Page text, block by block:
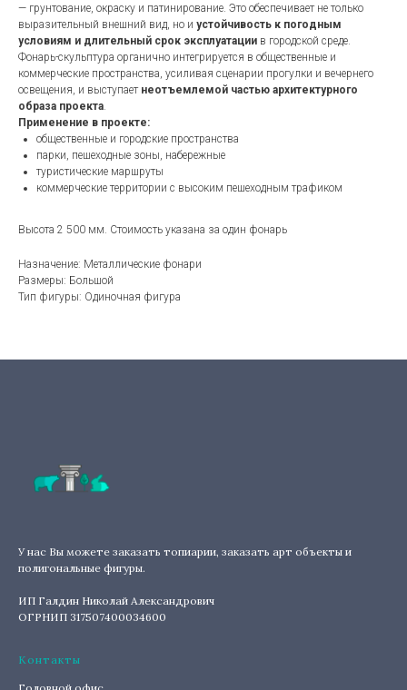
— грунтование, окраску и патинирование. Это обеспечивает не только
выразительный внешний вид, но и устойчивость к погодным
условиям и длительный срок эксплуатации в городской среде.
Фонарь-скульптура органично интегрируется в общественные и
коммерческие пространства, усиливая сценарии прогулки и вечернего
освещения, и выступает неотъемлемой частью архитектурного
образа проекта.
Применение в проекте:
общественные и городские пространства
парки, пешеходные зоны, набережные
туристические маршруты
коммерческие территории с высоким пешеходным трафиком
Высота 2 500 мм. Стоимость указана за один фонарь
Назначение: Металлические фонари
Размеры: Большой
Тип фигуры: Одиночная фигура
У нас Вы можете заказать топиарии, заказать арт объекты и
полигональные фигуры.
ИП Галдин Николай Александрович
ОГРНИП 317507400034600
Контакты